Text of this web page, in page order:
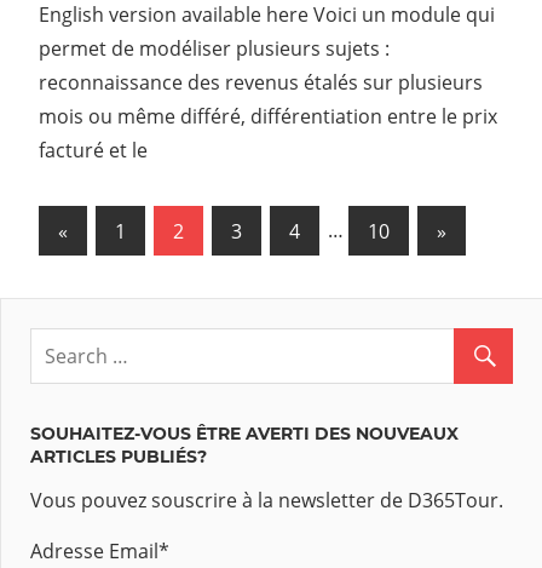
English version available here Voici un module qui
permet de modéliser plusieurs sujets :
reconnaissance des revenus étalés sur plusieurs
mois ou même différé, différentiation entre le prix
facturé et le
Navigation
des
articles
« Previous
Posts
1 2 3 4 … 10
Next
Posts
»
SOUHAITEZ-VOUS ÊTRE AVERTI DES NOUVEAUX
ARTICLES PUBLIÉS?
Vous pouvez souscrire à la newsletter de D365Tour.
Adresse Email*